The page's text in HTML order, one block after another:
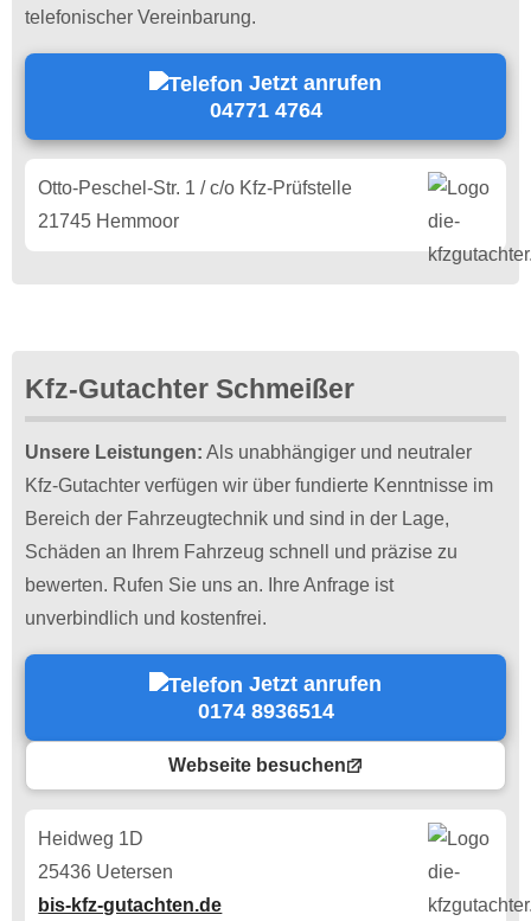
telefonischer Vereinbarung.
Jetzt anrufen
04771 4764
Otto-Peschel-Str. 1 / c/o Kfz-Prüfstelle
21745 Hemmoor
Kfz-Gutachter Schmeißer
Unsere Leistungen: Als unabhängiger und neutraler
Kfz-Gutachter verfügen wir über fundierte Kenntnisse im
Bereich der Fahrzeugtechnik und sind in der Lage,
Schäden an Ihrem Fahrzeug schnell und präzise zu
bewerten. Rufen Sie uns an. Ihre Anfrage ist
unverbindlich und kostenfrei.
Jetzt anrufen
0174 8936514
Webseite besuchen
Heidweg 1D
25436 Uetersen
bis-kfz-gutachten.de